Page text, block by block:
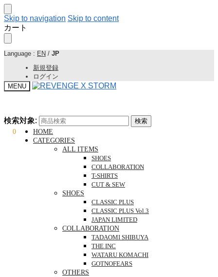
Skip to navigation Skip to content
カート
Language : EN / JP
新規登録
ログイン
MENU
検索対象:
検索
0
検索対象:
検索
HOME
CATEGORIES
ALL ITEMS
SHOES
COLLABORATION
T-SHIRTS
CUT & SEW
SHOES
CLASSIC PLUS
CLASSIC PLUS Vol.3
JAPAN LIMITED
COLLABORATION
TADAOMI SHIBUYA
THE INC
WATARU KOMACHI
GOTNOFEARS
OTHERS